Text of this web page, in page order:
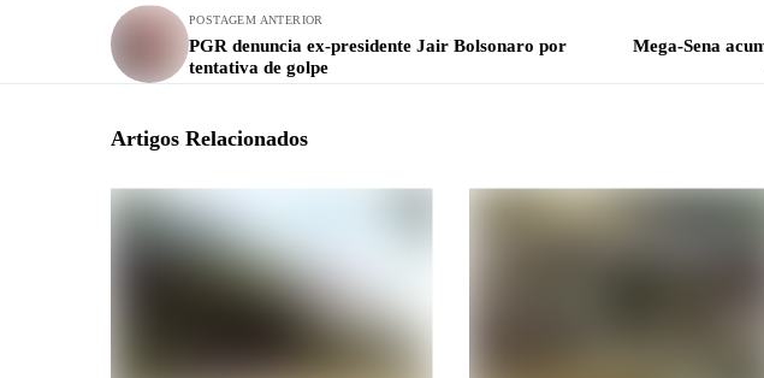
POSTAGEM ANTERIOR
PGR denuncia ex-presidente Jair Bolsonaro por
tentativa de golpe
Mega-Sena
Artigos Relacionados